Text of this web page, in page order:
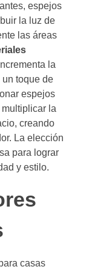
espejos
la luz de
las áreas
la
un toque de
espejos
la
creando
La elección
para lograr
y estilo.
casas